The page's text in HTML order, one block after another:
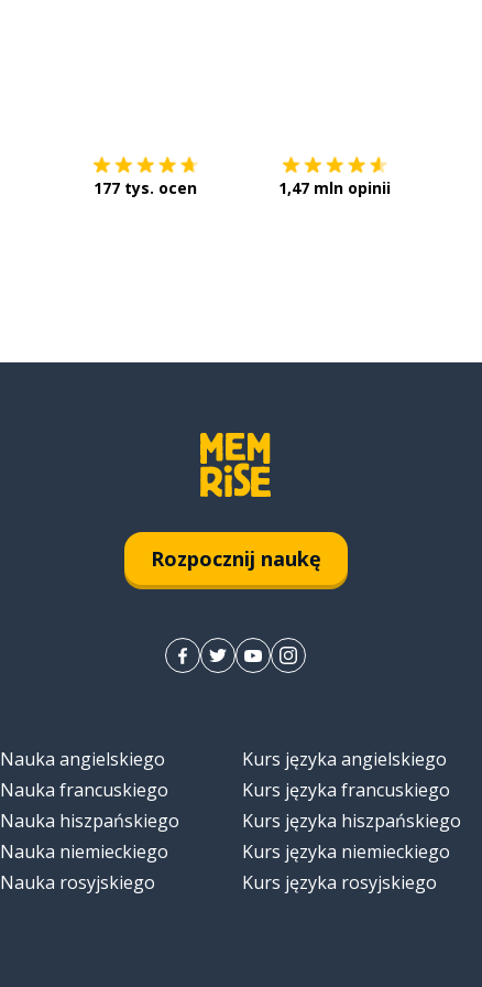
177 tys. ocen 1,47 mln opinii
Rozpocznij naukę
Nauka angielskiego
Nauka francuskiego
Nauka hiszpańskiego
Nauka niemieckiego
Nauka rosyjskiego
Kurs języka angielskiego
Kurs języka francuskiego
Kurs języka hiszpańskiego
Kurs języka niemieckiego
Kurs języka rosyjskiego